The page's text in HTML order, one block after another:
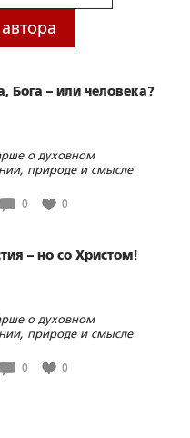
Бога – или человека?
о духовном
природе и смысле
Часть 2
0 0
– но со Христом!
о духовном
природе и смысле
Часть 1
0 0